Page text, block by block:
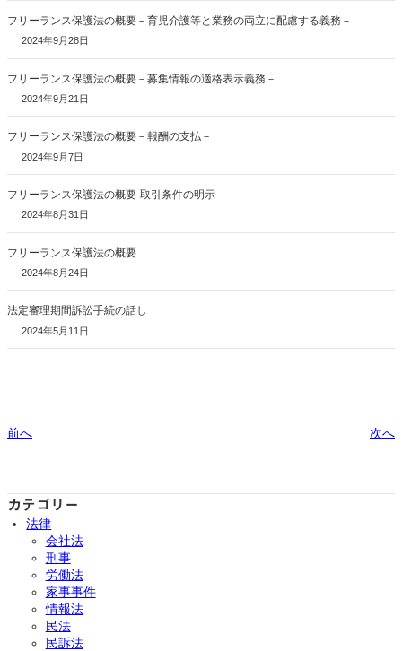
フリーランス保護法の概要－育児介護等と業務の両立に配慮する義務－
2024年9月28日
フリーランス保護法の概要－募集情報の適格表示義務－
2024年9月21日
フリーランス保護法の概要－報酬の支払－
2024年9月7日
フリーランス保護法の概要-取引条件の明示-
2024年8月31日
フリーランス保護法の概要
2024年8月24日
法定審理期間訴訟手続の話し
2024年5月11日
前へ 次へ
カテゴリー
法律
会社法
刑事
労働法
家事事件
情報法
民法
民訴法